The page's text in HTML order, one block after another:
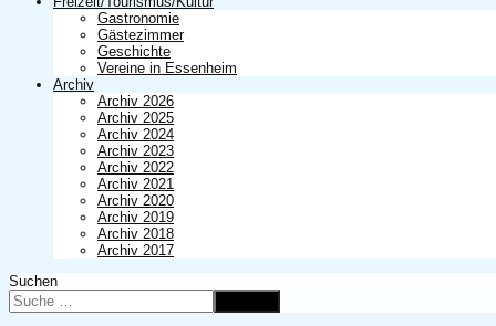
Gastronomie
Gästezimmer
Geschichte
Vereine in Essenheim
Archiv
Archiv 2026
Archiv 2025
Archiv 2024
Archiv 2023
Archiv 2022
Archiv 2021
Archiv 2020
Archiv 2019
Archiv 2018
Archiv 2017
Suchen